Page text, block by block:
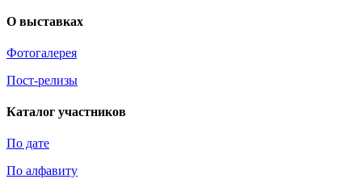
О выставках
Фотогалерея
Пост-релизы
Каталог участников
По дате
По алфавиту